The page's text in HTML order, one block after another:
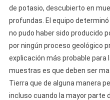
de potasio, descubierto en
profundas. El equipo
no pudo haber sido producido
por ningún proceso geológico
explicación más probable para
muestras es que deben ser
Tierra que de alguna manera
incluso cuando la mayor parte